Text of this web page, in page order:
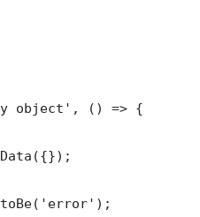
object', () => {